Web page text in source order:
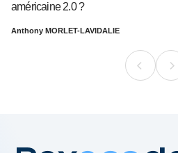
américaine 2.0 ?
Anthony MORLET-LAVIDALIE